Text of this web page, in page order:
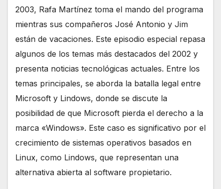
2003, Rafa Martínez toma el mando del programa
mientras sus compañeros José Antonio y Jim
están de vacaciones. Este episodio especial repasa
algunos de los temas más destacados del 2002 y
presenta noticias tecnológicas actuales. Entre los
temas principales, se aborda la batalla legal entre
Microsoft y Lindows, donde se discute la
posibilidad de que Microsoft pierda el derecho a la
marca «Windows». Este caso es significativo por el
crecimiento de sistemas operativos basados en
Linux, como Lindows, que representan una
alternativa abierta al software propietario.